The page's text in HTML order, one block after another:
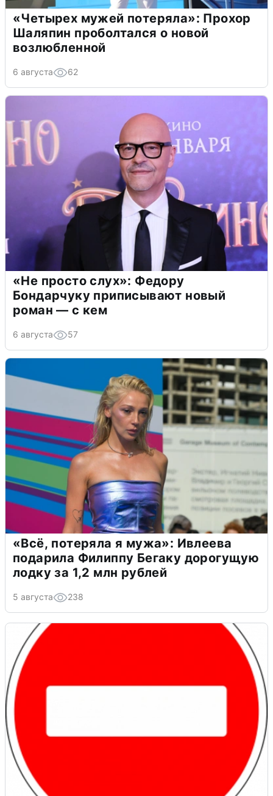
«Четырех мужей потеряла»: Прохор
Шаляпин проболтался о новой
возлюбленной
6 августа 62
«Не просто слух»: Федору
Бондарчуку приписывают новый
роман — с кем
6 августа 57
«Всё, потеряла я мужа»: Ивлеева
подарила Филиппу Бегаку дорогущую
лодку за 1,2 млн рублей
5 августа 238